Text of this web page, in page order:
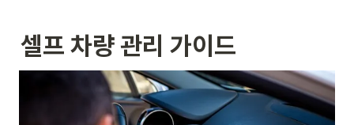
셀프 차량 관리 가이드